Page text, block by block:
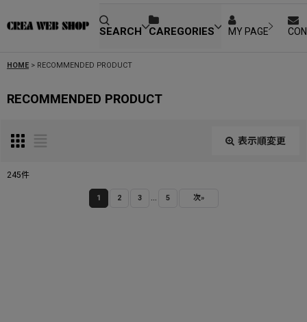
SEARCH CAREGORIES MY PAGE
HOME > RECOMMENDED PRODUCT
RECOMMENDED PRODUCT
表示順変更
245件
1 2 3 5 次»